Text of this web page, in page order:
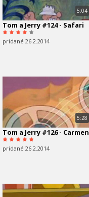
5:04
Tom a Jerry #124 - Safari
pridané 26.2.2014
5:28
Tom a Jerry #126 - Carmen
pridané 26.2.2014